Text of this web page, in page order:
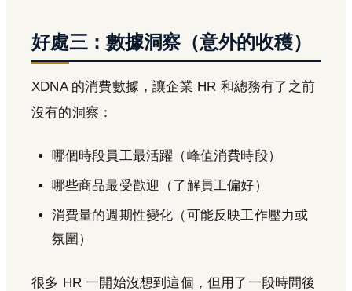
好處三：數據洞察（意外的收穫）
XDNA 的消費數據，讓企業 HR 和總務有了之前
沒有的洞察：
哪個時段員工最活躍（峰值消費時段）
哪些商品最受歡迎（了解員工偏好）
消費量的週期性變化（可能反映工作壓力或
氛圍）
很多 HR 一開始沒想到這個，但用了一段時間後